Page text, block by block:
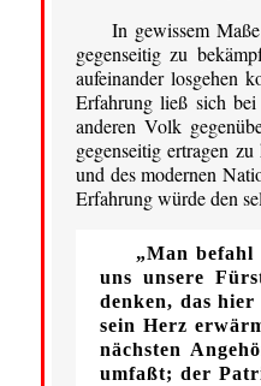
In gewissem
gegenseitig zu
aufeinander losgehen
Erfahrung ließ sich
anderen Volk
gegenseitig ertragen
und des modernen
Erfahrung würde den
„Man
uns unsere
denken, das
sein Herz
nächsten
umfaßt; der